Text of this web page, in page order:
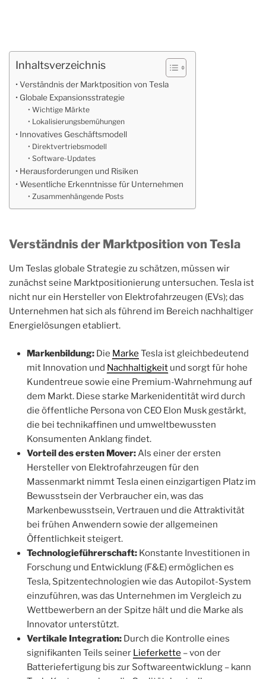
Inhaltsverzeichnis
Verständnis der Marktposition von Tesla
Globale Expansionsstrategie
Wichtige Märkte
Lokalisierungsbemühungen
Innovatives Geschäftsmodell
Direktvertriebsmodell
Software-Updates
Herausforderungen und Risiken
Wesentliche Erkenntnisse für Unternehmen
Zusammenhängende Posts
Verständnis der Marktposition von Tesla
Um Teslas globale Strategie zu schätzen, müssen wir
zunächst seine Marktpositionierung untersuchen. Tesla ist
nicht nur ein Hersteller von Elektrofahrzeugen (EVs); das
Unternehmen hat sich als führend im Bereich nachhaltiger
Energielösungen etabliert.
Markenbildung: Die Marke Tesla ist gleichbedeutend
mit Innovation und Nachhaltigkeit und sorgt für hohe
Kundentreue sowie eine Premium-Wahrnehmung auf
dem Markt. Diese starke Markenidentität wird durch
die öffentliche Persona von CEO Elon Musk gestärkt,
die bei technikaffinen und umweltbewussten
Konsumenten Anklang findet.
Vorteil des ersten Mover:Als einer der ersten
Hersteller von Elektrofahrzeugen für den
Massenmarkt nimmt Tesla einen einzigartigen Platz im
Bewusstsein der Verbraucher ein, was das
Markenbewusstsein, Vertrauen und die Attraktivität
bei frühen Anwendern sowie der allgemeinen
Öffentlichkeit steigert.
Technologieführerschaft: Konstante Investitionen in
Forschung und Entwicklung (F&E) ermöglichen es
Tesla, Spitzentechnologien wie das Autopilot-System
einzuführen, was das Unternehmen im Vergleich zu
Wettbewerbern an der Spitze hält und die Marke als
Innovator unterstützt.
Vertikale Integration: Durch die Kontrolle eines
signifikanten Teils seiner Lieferkette – von der
Batteriefertigung bis zur Softwareentwicklung – kann